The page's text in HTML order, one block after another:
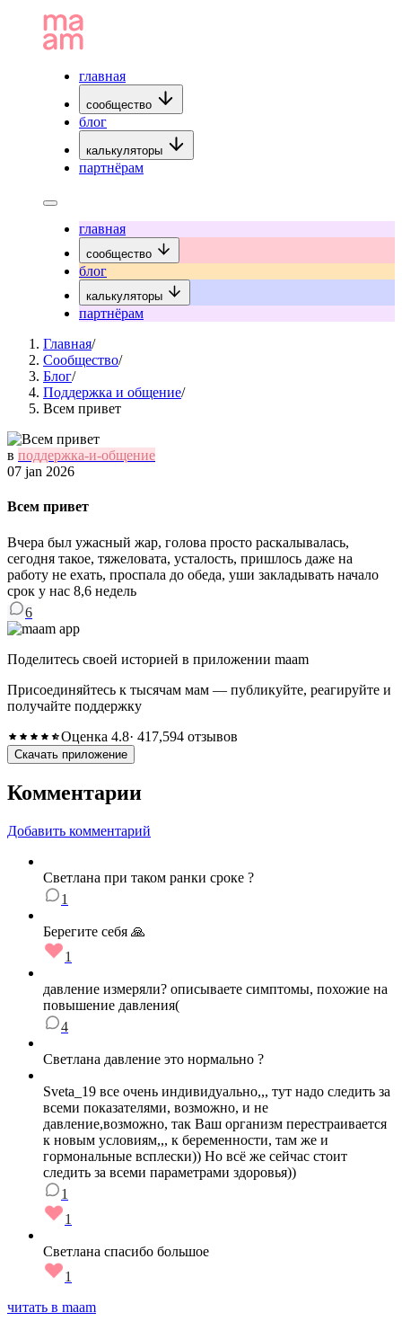
главная
сообщество
блог
калькуляторы
партнёрам
главная
сообщество
блог
калькуляторы
партнёрам
Главная/
Сообщество/
Блог/
Поддержка и общение/
Всем привет
в поддержка-и-общение
07 jan 2026
Всем привет
Вчера был ужасный жар, голова просто раскалывалась,
сегодня такое, тяжеловата, усталость, пришлось даже на
работу не ехать, проспала до обеда, уши закладывать начало
срок у нас 8,6 недель
6
Поделитесь своей историей в приложении maam
Присоединяйтесь к тысячам мам — публикуйте, реагируйте и
получайте поддержку
Оценка 4.8· 417,594 отзывов
Скачать приложение
Комментарии
Добавить комментарий
Светлана при таком ранки сроке ?
1
Берегите себя 🙏
1
давление измеряли? описываете симптомы, похожие на
повышение давления(
4
Светлана давление это нормально ?
Sveta_19 все очень индивидуально,,, тут надо следить за
всеми показателями, возможно, и не
давление,возможно, так Ваш организм перестраивается
к новым условиям,,, к беременности, там же и
гормональные всплески)) Но всё же сейчас стоит
следить за всеми параметрами здоровья))
1
1
Светлана спасибо большое
1
читать в maam